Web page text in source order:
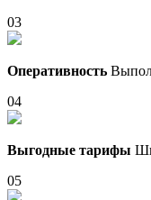
03
Оперативность
04
Выгодные тарифы
05